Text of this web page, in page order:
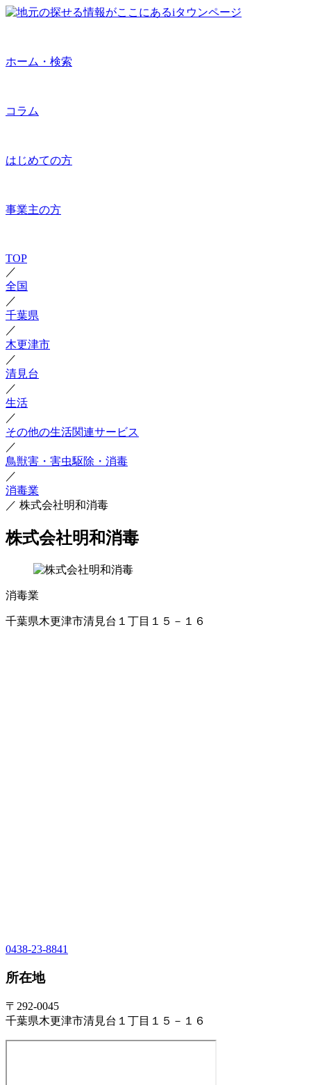
ホーム・検索
コラム
はじめての方
事業主の方
TOP
／
全国
／
千葉県
／
木更津市
／
清見台
／
生活
／
その他の生活関連サービス
／
鳥獣害・害虫駆除・消毒
／
消毒業
／ 株式会社明和消毒
株式会社明和消毒
消毒業
千葉県木更津市清見台１丁目１５－１６
0438-23-8841
所在地
〒292-0045
千葉県木更津市清見台１丁目１５－１６